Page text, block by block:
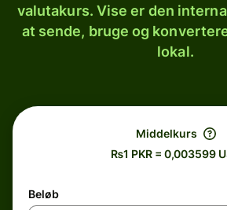
valutakurs. Vise er den
at sende, bruge og
lokal.
Middelkurs
₨1 PKR = 0,003599
Beløb